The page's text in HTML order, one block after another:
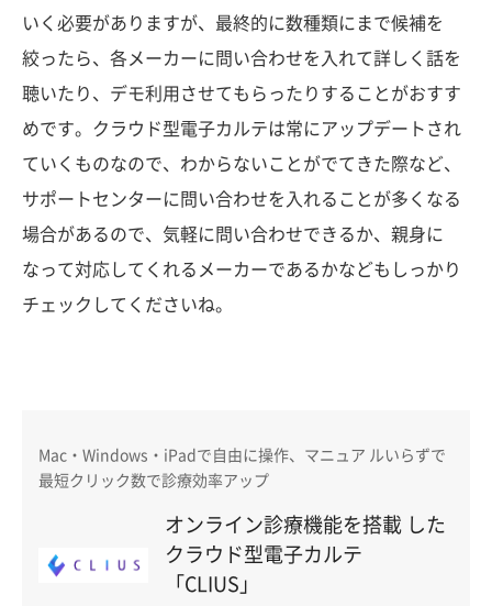
いく必要がありますが、最終的に数種類にまで候補を
絞ったら、各メーカーに問い合わせを入れて詳しく話を
聴いたり、デモ利用させてもらったりすることがおすす
めです。クラウド型電子カルテは常にアップデートされ
ていくものなので、わからないことがでてきた際など、
サポートセンターに問い合わせを入れることが多くなる
場合があるので、気軽に問い合わせできるか、親身に
なって対応してくれるメーカーであるかなどもしっかり
チェックしてくださいね。
Mac・Windows・iPadで自由に操作、マニュア ルいらずで
最短クリック数で診療効率アップ
オンライン診療機能を搭載 した
クラウド型電子カルテ
「CLIUS」